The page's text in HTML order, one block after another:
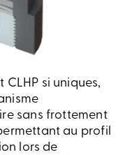
CLHP si uniques,
sans frottement
au profil
lors de